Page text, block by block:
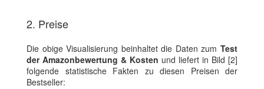
2. Preise
Die obige Visualisierung beinhaltet die Daten zum Test
der Amazonbewertung & Kosten und liefert in Bild [2]
folgende statistische Fakten zu diesen Preisen der
Bestseller: